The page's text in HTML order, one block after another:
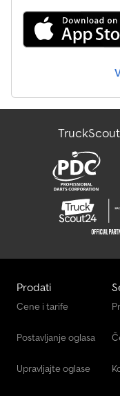
Prodati
Cene i tarife
Postavljanje oglasa
Upravljajte oglase